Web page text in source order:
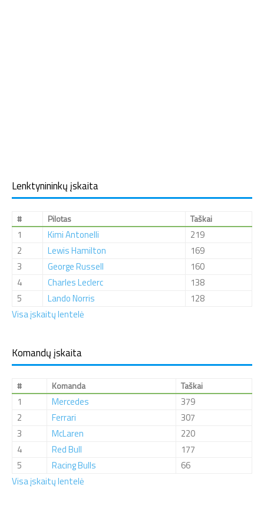
Lenktynininkų įskaita
# Pilotas Taškai
1 Kimi Antonelli
219
2
Lewis Hamilton
169
3
George Russell
160
4
Charles Leclerc
138
5
Lando Norris
128
Visa įskaitų lentelė
Komandų įskaita
# Komanda Taškai
1 Mercedes
379
2
Ferrari
307
3
McLaren
220
4
Red Bull
177
5
Racing Bulls
66
Visa įskaitų lentelė